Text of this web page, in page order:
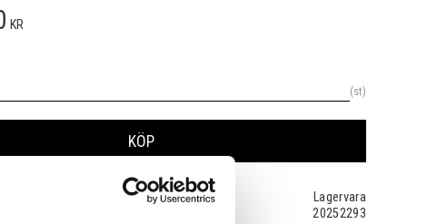
KR
st
KÖP
Lagervara
20252293